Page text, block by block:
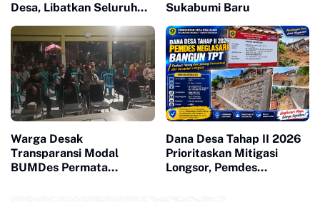
Desa, Libatkan Seluruh
Sukabumi Baru
Warga Desak
Transparansi Modal
BUMDes Permata
Dana Desa Tahap II 2026
Prioritaskan Mitigasi
Longsor, Pemdes